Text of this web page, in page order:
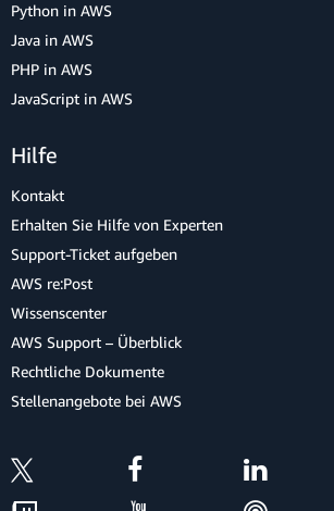
Python in AWS
Java in AWS
PHP in AWS
JavaScript in AWS
Hilfe
Kontakt
Erhalten Sie Hilfe von Experten
Support-Ticket aufgeben
AWS re:Post
Wissenscenter
AWS Support – Überblick
Rechtliche Dokumente
Stellenangebote bei AWS